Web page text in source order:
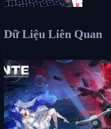
Dữ Liệu Liên Quan